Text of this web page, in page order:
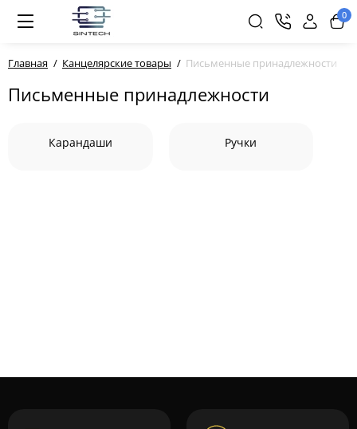
0
Главная Канцелярские товары Письменные принадлежности
Письменные принадлежности
Карандаши Ручки